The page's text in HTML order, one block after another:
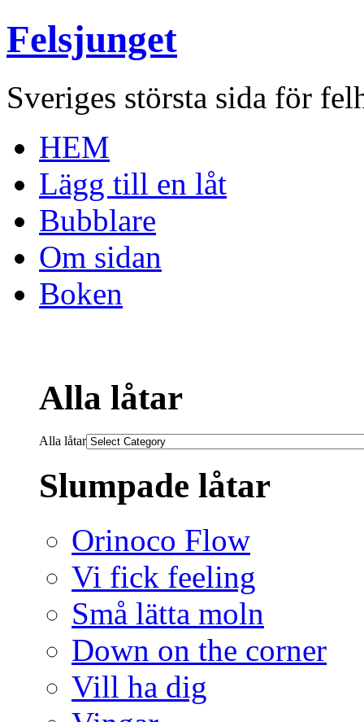
Felsjunget
Sveriges största sida för
HEM
Lägg till en låt
Bubblare
Om sidan
Boken
Alla låtar
Alla låtar
Slumpade låtar
Orinoco Flow
Vi fick feeling
Små lätta moln
Down on the corner
Vill ha dig